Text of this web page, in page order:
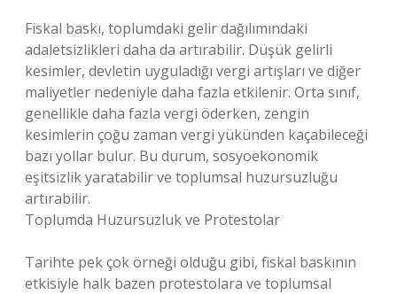
Fiskal baskı, toplumdaki gelir dağılımındaki
adaletsizlikleri daha da artırabilir. Düşük gelirli
kesimler, devletin uyguladığı vergi artışları ve diğer
maliyetler nedeniyle daha fazla etkilenir. Orta sınıf,
genellikle daha fazla vergi öderken, zengin
kesimlerin çoğu zaman vergi yükünden kaçabileceği
bazı yollar bulur. Bu durum, sosyoekonomik
eşitsizlik yaratabilir ve toplumsal huzursuzluğu
artırabilir.
Toplumda Huzursuzluk ve Protestolar
Tarihte pek çok örneği olduğu gibi, fiskal baskının
etkisiyle halk bazen protestolara ve toplumsal